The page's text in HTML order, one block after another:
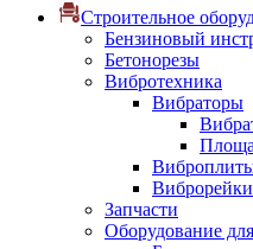
Строительное
Бензиновый
Бетонорезы
Вибротехника
Вибраторы
Виброрейки
Запчасти
Оборудование